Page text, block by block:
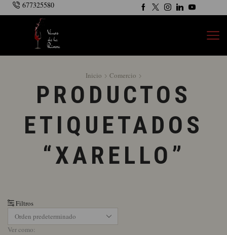
677325580
Inicio Comercio
PRODUCTOS
ETIQUETADOS
“XARELLO”
Filtros
Ver como: